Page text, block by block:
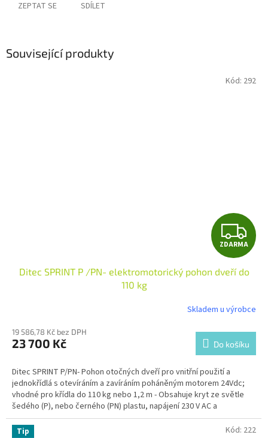
ZEPTAT SE SDÍLET
Související produkty
Z
D
A
R
M
A
ZDARMA
Ditec SPRINT P /PN- elektromotorický pohon dveří do
110 kg
Skladem u výrobce
19 586,78 Kč bez DPH
23 700 Kč Do košíku
Ditec SPRINT P/PN-Pohon otočných dveří pro vnitřní použití a
jednokřídlá s otevíráním a zavíráním poháněným motorem 24Vdc;
vhodné pro křídla do 110 kg nebo 1,2 m - Obsahuje kryt ze světle
šedého (P), nebo černého (PN) plastu, napájení 230 V AC a
transformátor (rameno není součástí dodávky).
Kód: 292
Tip Kód: 222